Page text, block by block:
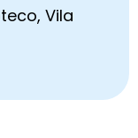
Vila